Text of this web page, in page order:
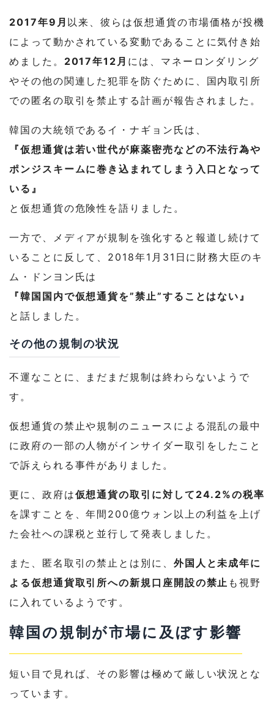
2017年9月 以来、彼らは仮想通貨の市場価格が投機
によって動かされている変動であることに気付き始
めました。 2017年12月 には、マネーロンダリング
やその他の関連した犯罪を防ぐために、国内取引所
での匿名の取引を禁止する計画が報告されました。
韓国の大統領であるイ・ナギョン氏は、
『仮想通貨は若い世代が麻薬密売などの不法行為や
ポンジスキームに巻き込まれてしまう入口となって
いる』
と仮想通貨の危険性を語りました。
一方で、メディアが規制を強化すると報道し続けて
いることに反して、2018年1月31日に財務大臣のキ
ム・ドンヨン氏は
『韓国国内で仮想通貨を”禁止”することはない』
と話しました。
その他の規制の状況
不運なことに、まだまだ規制は終わらないようで
す。
仮想通貨の禁止や規制のニュースによる混乱の最中
に政府の一部の人物がインサイダー取引をしたこと
で訴えられる事件がありました。
更に、政府は仮想通貨の取引に対して24.2%の税率
を課すことを、年間200億ウォン以上の利益を上げ
た会社への課税と並行して発表しました。
また、匿名取引の禁止とは別に、 外国人と未成年に
よる仮想通貨取引所への新規口座開設の禁止 も視野
に入れているようです。
韓国の規制が市場に及ぼす影響
短い目で見れば、その影響は極めて厳しい状況とな
っています。